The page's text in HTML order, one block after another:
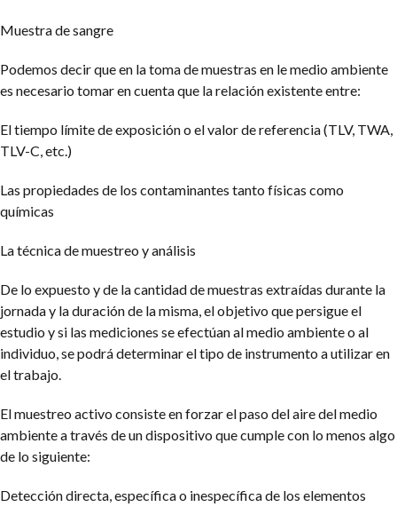
Muestra de sangre
Podemos decir que en la toma de muestras en le medio ambiente
es necesario tomar en cuenta que la relación existente entre:
El tiempo límite de exposición o el valor de referencia (TLV, TWA,
TLV-C, etc.)
Las propiedades de los contaminantes tanto físicas como
químicas
La técnica de muestreo y análisis
De lo expuesto y de la cantidad de muestras extraídas durante la
jornada y la duración de la misma, el objetivo que persigue el
estudio y si las mediciones se efectúan al medio ambiente o al
individuo, se podrá determinar el tipo de instrumento a utilizar en
el trabajo.
El muestreo activo consiste en forzar el paso del aire del medio
ambiente a través de un dispositivo que cumple con lo menos algo
de lo siguiente:
Detección directa, específica o inespecífica de los elementos